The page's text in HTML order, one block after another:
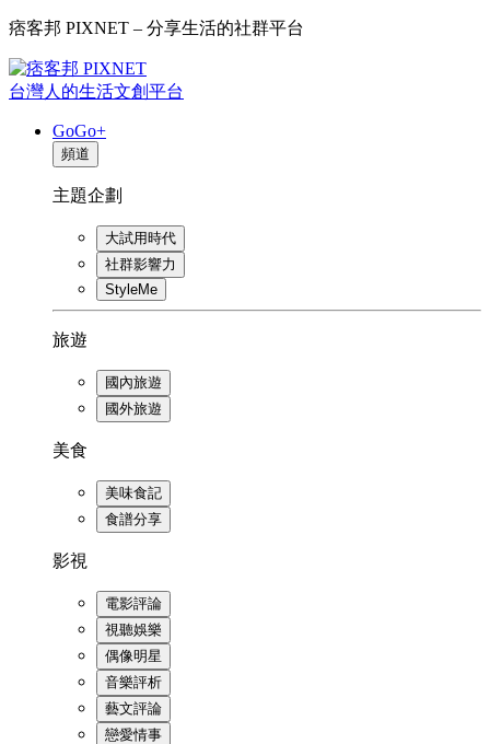
痞客邦 PIXNET – 分享生活的社群平台
台灣人的生活文創平台
GoGo+
頻道
主題企劃
大試用時代
社群影響力
StyleMe
旅遊
國內旅遊
國外旅遊
美食
美味食記
食譜分享
影視
電影評論
視聽娛樂
偶像明星
音樂評析
藝文評論
戀愛情事